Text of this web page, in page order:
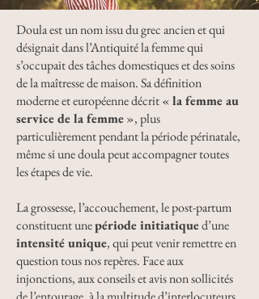
Doula est un nom issu du grec ancien et qui
désignait dans l’Antiquité la femme qui
s’occupait des tâches domestiques et des soins
de la maîtresse de maison. Sa définition
moderne et européenne décrit «la femme au
service de la femme», plus
particulièrement pendant la période périnatale,
même si une doula peut accompagner toutes
les étapes de vie.
La grossesse, l’accouchement, le post-partum
constituent unepériode initiatiqued’une
intensité unique, qui peut venir remettre en
question tous nos repères. Face aux
injonctions, aux conseils et avis non sollicités